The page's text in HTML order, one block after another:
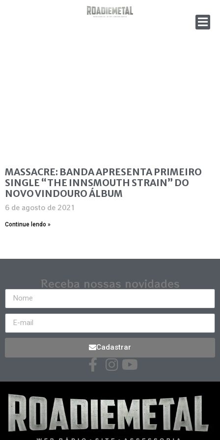
MASSACRE: BANDA APRESENTA PRIMEIRO
SINGLE “THE INNSMOUTH STRAIN” DO
NOVO VINDOURO ÁLBUM
6 de agosto de 2021
Continue lendo »
Receba nossas novidades
Cadastrar